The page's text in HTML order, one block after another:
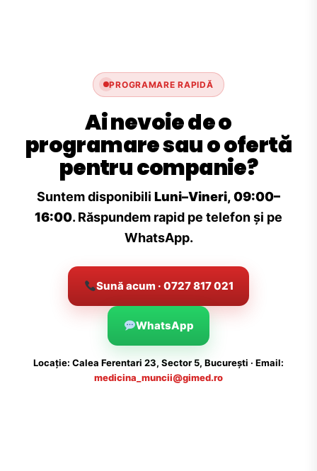
PROGRAMARE RAPIDĂ
Ai nevoie de o
programare sau o ofertă
pentru companie?
Suntem disponibili Luni–Vineri, 09:00–
16:00. Răspundem rapid pe telefon și pe
WhatsApp.
Sună acum · 0727 817 021
WhatsApp
Locație: Calea Ferentari 23, Sector 5, București · Email:
medicina_muncii@gimed.ro